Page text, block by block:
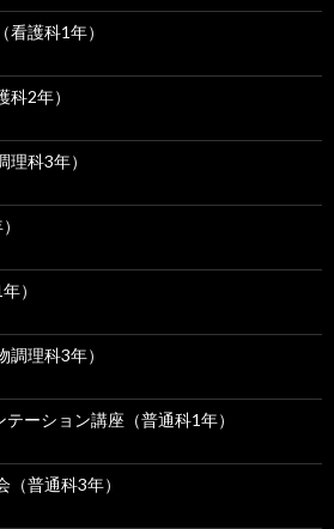
護科1年）
2年）
科3年）
）
理科3年）
ーション講座（普通科1年）
普通科3年）